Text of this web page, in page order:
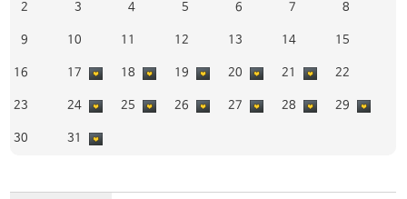
- 각 서비스 이용 기록 관련 정보
- 기기 정보, 접속IP정보, 환경설정정보 등
※ 이용자는 선택항목 수집·이용에 대한 동의를 거부하실 수 있으며,이는 서비스 제공에 필수적으로 제공되
서 선택항목 수집, 이용이 필요할 경우 별도로 안내하고 동의 받도록 하겠습니다.
본원은 홈페이지를 통해 이용자의 사생활을 현저히 침해할 우려가 있는 민감정보(사상·신념, 노동조합·정당
2 3 4 5 6 7 8
9 10 11 12 13 14 15
16 17 18 19 20 21 22
23 24 25 26 27 28 29
30 31